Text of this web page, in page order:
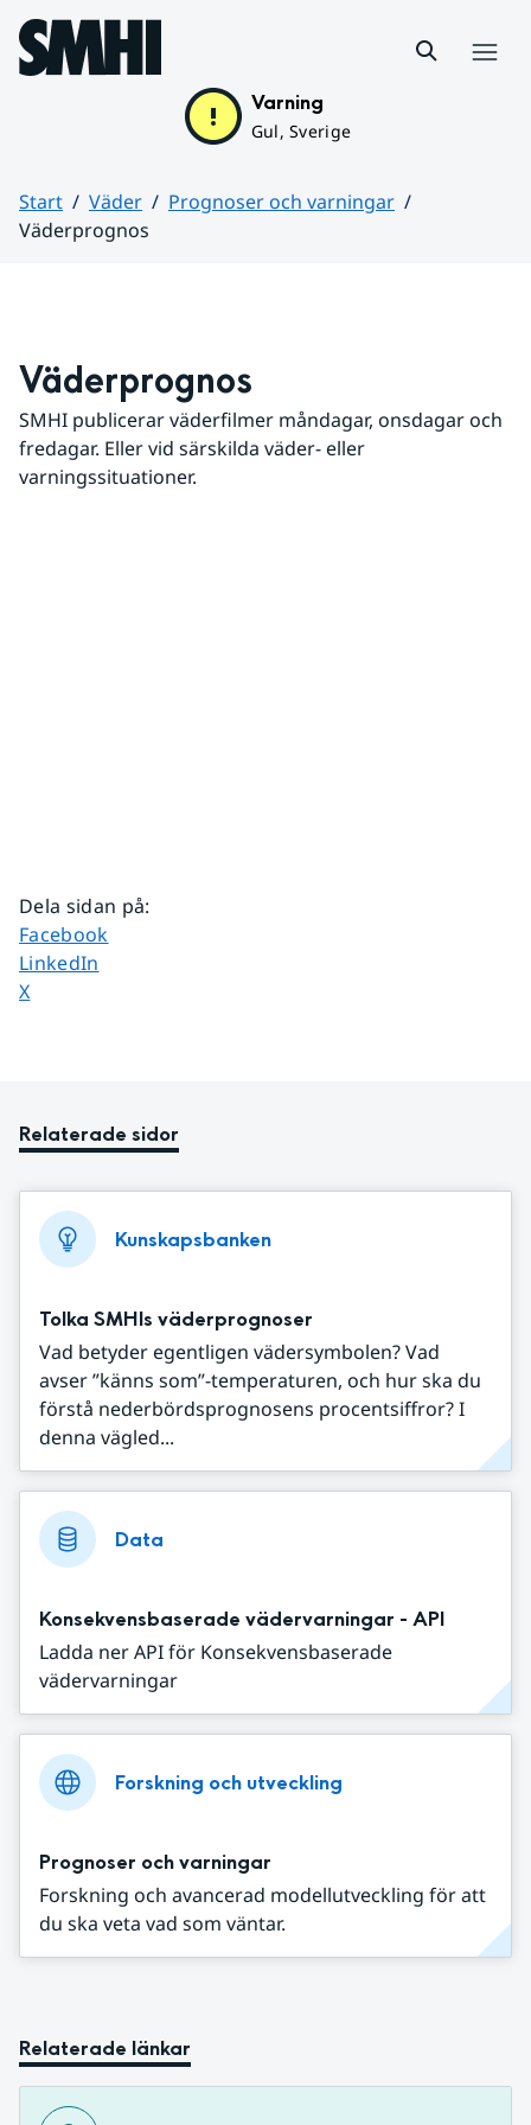
Hoppa till sidans innehåll
Varning
Gul, Sverige
Start Väder
Prognoser och varningar
Väderprognos
Väderprognos
SMHI publicerar väderfilmer måndagar, onsdagar och
fredagar. Eller vid särskilda väder- eller
varningssituationer.
Dela sidan på:
Dela sidan på
Facebook
Dela sidan på
LinkedIn
Dela sidan på
X
Relaterade sidor
Kunskapsbanken
Tolka SMHIs väderprognoser
Vad betyder egentligen vädersymbolen? Vad
avser ”känns som”-temperaturen, och hur ska du
förstå nederbördsprognosens procentsiffror? I
denna vägled...
Data
Konsekvensbaserade vädervarningar - API
Ladda ner API för Konsekvensbaserade
vädervarningar
Forskning och utveckling
Prognoser och varningar
Forskning och avancerad modellutveckling för att
du ska veta vad som väntar.
Relaterade länkar